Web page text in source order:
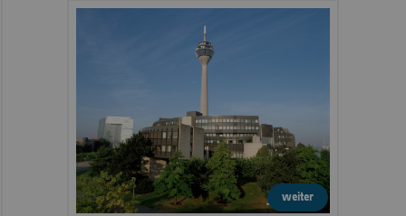
weiter